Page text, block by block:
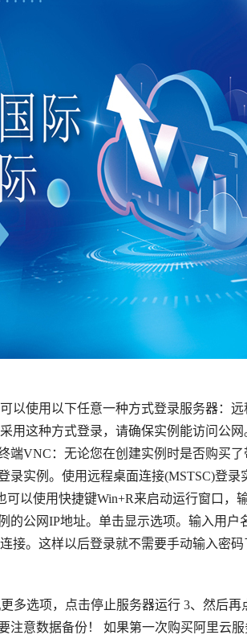
以使用以下任意一种方式登录服务器：
采用这种方式登录，请确保实例能访问公
端VNC：无论您在创建实例时是否购买
录实例。使用远程桌面连接(MSTSC)登录
以使用快捷键Win+R来启动运行窗口，
的公网IP地址。单击显示选项。输入用户
接。这样以后登录就不需要手动输入密码
多选项，点击停止服务器运行 3、然后
注意数据备份！ 如果第一次购买阿里云